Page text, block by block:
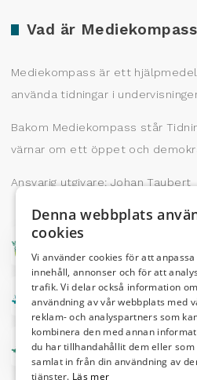
Vad är
Mediekompass är ett
använda tidningar i
Bakom Mediekompass står
värnar om ett öppet och
Ansvarig utgivare: Johan Taubert
Lektionstips
Nutidskryss
Denna webbplats
cookies
Vi använder cookies för att anpassa
innehåll, annonser och för att
trafik. Vi delar också information
användning av vår webbplats med
reklam- och analyspartners som
kombinera den med annan
du har tillhandahållit dem eller som
samlat in från din användning av
tjänster. Läs mer